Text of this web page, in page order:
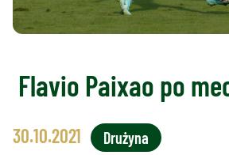
Flavio Paixao po
30.10.2021 Drużyna